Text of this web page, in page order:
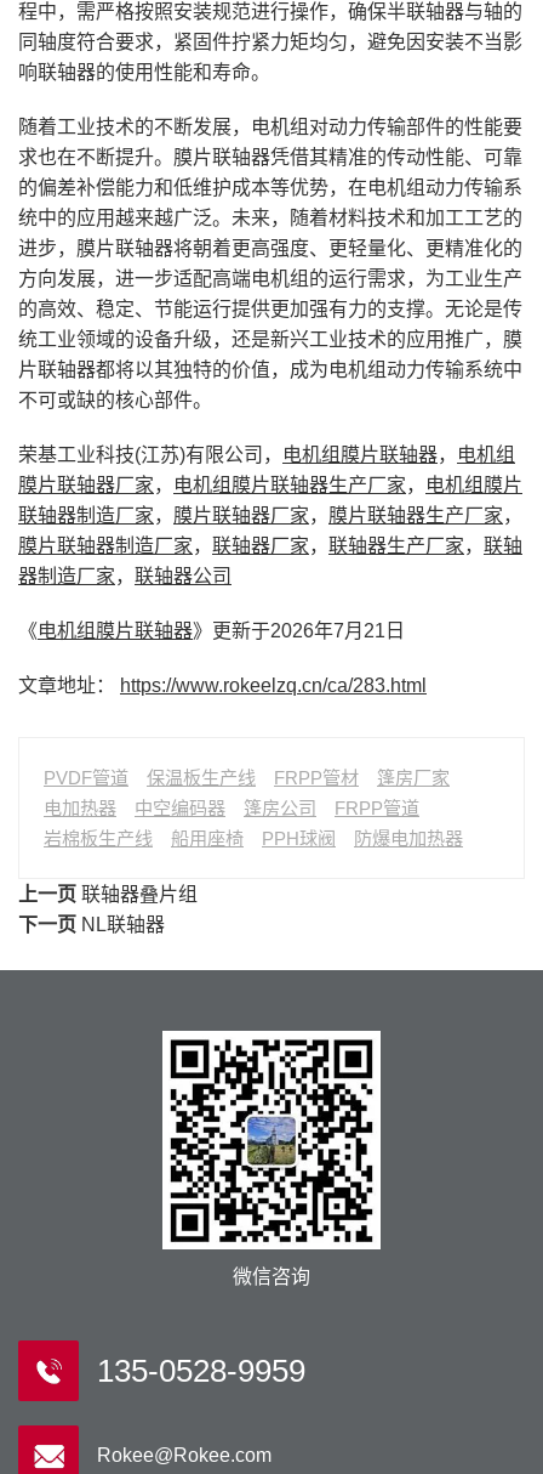
程中，需严格按照安装规范进行操作，确保半联轴器与轴的
同轴度符合要求，紧固件拧紧力矩均匀，避免因安装不当影
响联轴器的使用性能和寿命。
随着工业技术的不断发展，电机组对动力传输部件的性能要
求也在不断提升。膜片联轴器凭借其精准的传动性能、可靠
的偏差补偿能力和低维护成本等优势，在电机组动力传输系
统中的应用越来越广泛。未来，随着材料技术和加工工艺的
进步，膜片联轴器将朝着更高强度、更轻量化、更精准化的
方向发展，进一步适配高端电机组的运行需求，为工业生产
的高效、稳定、节能运行提供更加强有力的支撑。无论是传
统工业领域的设备升级，还是新兴工业技术的应用推广，膜
片联轴器都将以其独特的价值，成为电机组动力传输系统中
不可或缺的核心部件。
荣基工业科技(江苏)有限公司， 电机组膜片联轴器，
电机组
膜片联轴器厂家， 电机组膜片联轴器生产厂家，
电机组膜片
联轴器制造厂家， 膜片联轴器厂家， 膜片联轴器生产厂家，
膜片联轴器制造厂家， 联轴器厂家， 联轴器生产厂家， 联轴
器制造厂家， 联轴器公司
《电机组膜片联轴器》更新于2026年7月21日
文章地址： https://www.rokeelzq.cn/ca/283.html
PVDF管道 保温板生产线 FRPP管材
篷房厂家
电加热器
中空编码器 篷房公司
FRPP管道
岩棉板生产线
船用座椅 PPH球阀 防爆电加热器
上一页 联轴器叠片组
下一页 NL联轴器
微信咨询
135-0528-9959
Rokee@Rokee.com